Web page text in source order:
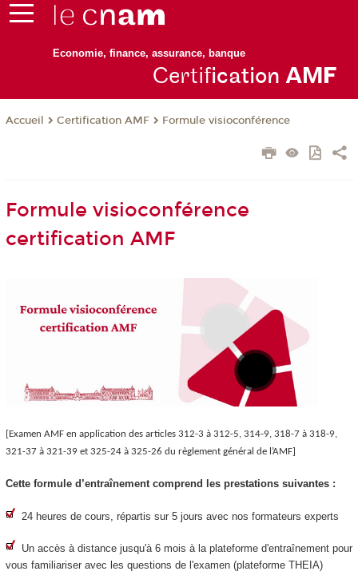
Economie, finance, assurance, banque
Certification AMF
Accueil Certification AMF Formule visioconférence
Formule visioconférence
certification AMF
[Examen AMF en application des articles 312-3 à 312-5, 314-9, 318-7 à 318-9,
321-37 à 321-39 et 325-24 à 325-26 du règlement général de l’AMF]
Cette formule d’entraînement comprend les prestations suivantes :
24 heures de cours, répartis sur 5 jours avec nos formateurs experts
Un accès à distance jusqu'à 6 mois à la plateforme d'entraînement pour
vous familiariser avec les questions de l'examen (plateforme THEIA)